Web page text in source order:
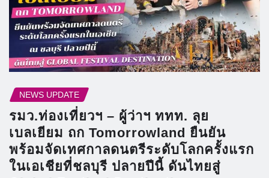
NEWS UPDATE
รมว.ท่องเที่ยวฯ – ผู้ว่าฯ ททท. ลุย
เบลเยียม ถก Tomorrowland ยืนยัน
พร้อมจัดเทศกาลดนตรีระดับโลกครั้งแรก
ในเอเชียที่ชลบุรี ปลายปีนี้ ดันไทยสู่